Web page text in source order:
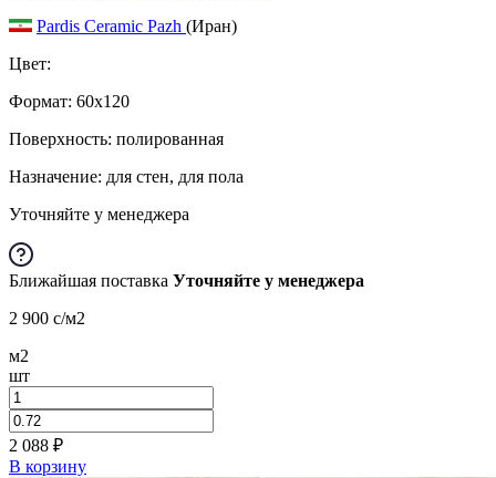
Pardis Ceramic Pazh (Иран)
Цвет:
Формат: 60x120
Поверхность: полированная
Назначение: для стен, для пола
Уточняйте у менеджера
Ближайшая поставка Уточняйте у менеджера
2 900 c/м2
м2
шт
2 088 ₽
В корзину